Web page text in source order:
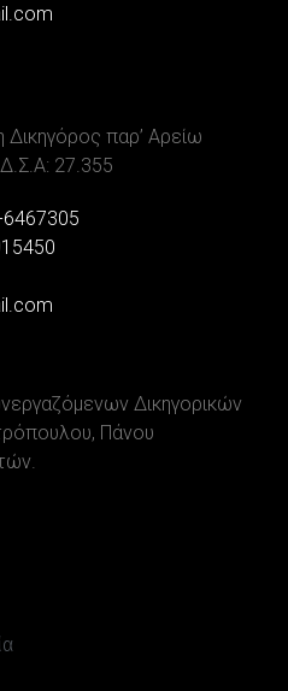
Δικηγορικών
Πάνου
παρ’ Αρείω
27.355